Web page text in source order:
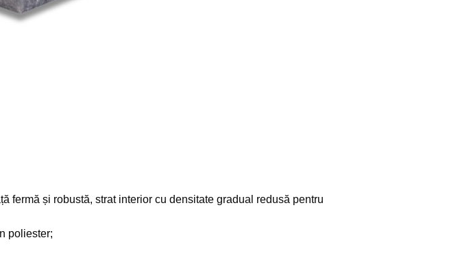
fermă și robustă, strat interior cu densitate gradual redusă pentru
poliester;